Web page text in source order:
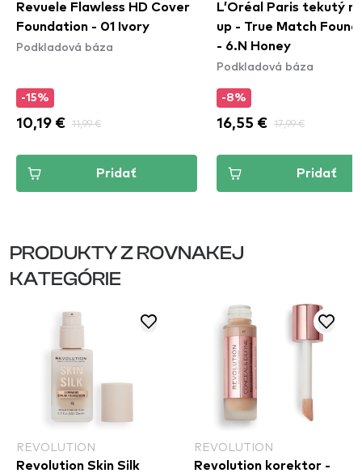
Revuele Flawless HD Cover
Foundation - 01 Ivory
Podkladová báza
-15%
10,19 € 11,99 €
Pridať
L’Oréal Paris tekutý
up - True Match
- 6.N Honey
Podkladová báza
-8%
16,55 € 17,99 €
Pridať
PRODUKTY Z ROVNAKEJ
KATEGÓRIE
REVOLUTION
Revolution Skin Silk
REVOLUTION
Revolution korektor -